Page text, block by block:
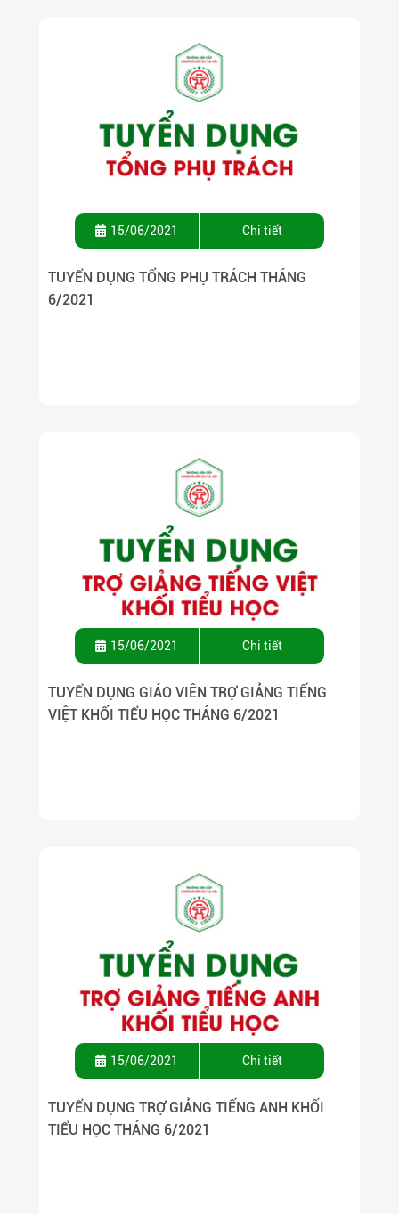
15/06/2021 Chi tiết
TUYỂN DỤNG TỔNG PHỤ TRÁCH THÁNG
6/2021
15/06/2021 Chi tiết
TUYỂN DỤNG GIÁO VIÊN TRỢ GIẢNG TIẾNG
VIỆT KHỐI TIỂU HỌC THÁNG 6/2021
15/06/2021 Chi tiết
TUYỂN DỤNG TRỢ GIẢNG TIẾNG ANH KHỐI
TIỂU HỌC THÁNG 6/2021